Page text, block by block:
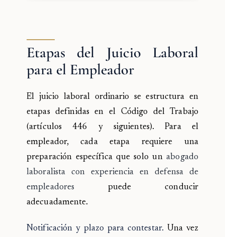
Etapas del Juicio Laboral
para el Empleador
El juicio laboral ordinario se estructura en
etapas definidas en el Código del Trabajo
(artículos 446 y siguientes). Para el
empleador, cada etapa requiere una
preparación específica que solo unabogado
laboralista con experiencia en defensa de
empleadores puede conducir
adecuadamente.
Notificación y plazo para contestar. Una vez